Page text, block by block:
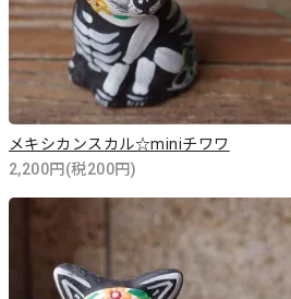
メキシカンスカル☆miniチワワ
2,200円(税200円)